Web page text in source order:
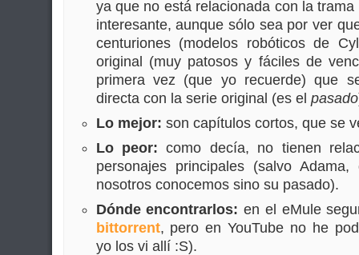
ya que no está relacionada con la
interesante, aunque sólo sea por ver
centuriones (modelos robóticos de
original (muy patosos y fáciles de
primera vez (que yo recuerde) que
directa con la serie original (es el pasado
Lo mejor: son capítulos cortos, que se
Lo peor: como decía, no tienen
personajes principales (salvo
nosotros conocemos sino su pasado).
Dónde encontrarlos: en el eMule
bittorrent, pero en YouTube no he
yo los vi allí :S).